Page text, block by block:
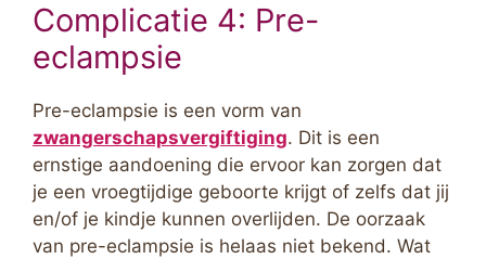
Complicatie 4: Pre-
eclampsie
Pre-eclampsie is een vorm van
zwangerschapsvergiftiging. Dit is een
ernstige aandoening die ervoor kan zorgen dat
je een vroegtijdige geboorte krijgt of zelfs dat jij
en/of je kindje kunnen overlijden. De oorzaak
van pre-eclampsie is helaas niet bekend. Wat